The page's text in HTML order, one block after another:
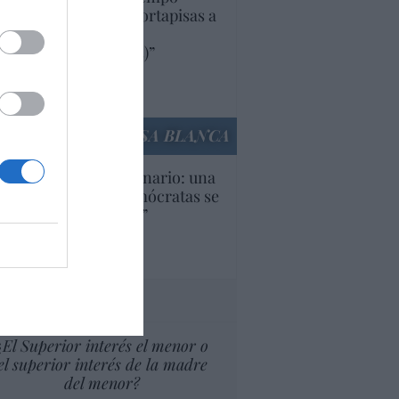
aranceles y cortapisas a
y compañías
(y europeas)”
anteriores
LA CASA BLANCA
Inquietante escenario: una
parte de los demócratas se
como “socialista”
Superior interés el menor o
superior interés de la madre
del menor?